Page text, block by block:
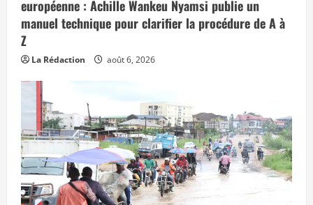
f
f
e
d
t
e
m
p
»
européenne : Achille Wankeu Nyamsi publie un
manuel technique pour clarifier la procédure de A à
Z
La Rédaction août 6, 2026